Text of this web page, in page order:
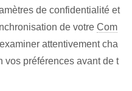
de confidentialité et
de votre Com
attentivement cha
vos préférences avant de t